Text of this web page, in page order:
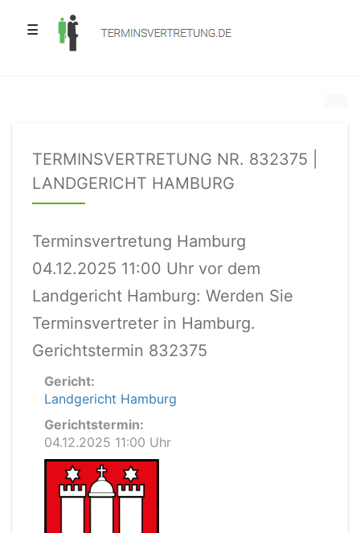
☰
TERMINSVERTRETUNG NR. 832375 |
LANDGERICHT HAMBURG
Terminsvertretung Hamburg
04.12.2025 11:00 Uhr vor dem
Landgericht Hamburg: Werden Sie
Terminsvertreter in Hamburg.
Gerichtstermin 832375
Gericht:
Landgericht Hamburg
Gerichtstermin:
04.12.2025 11:00 Uhr